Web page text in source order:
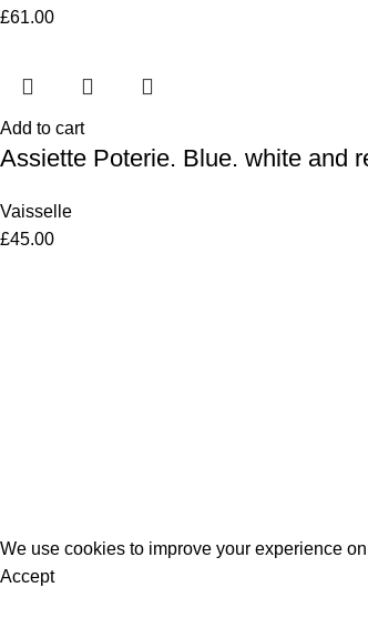
£61.00
Add to cart
Assiette Poterie. Blue. white and
Vaisselle
£45.00
We use cookies to improve your experience
Accept